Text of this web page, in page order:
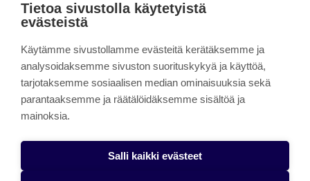
päättynyt 11.9.2023.
About the site
Käyttöehdot
Saavutettavuusseloste
Alasottoilmoitus
Tietoa sivustolla käytetyistä
evästeistä
Käytämme sivustollamme evästeitä kerätäksemme ja
analysoidaksemme sivuston suorituskykyä ja käyttöä,
tarjotaksemme sosiaalisen median ominaisuuksia sekä
parantaaksemme ja räätälöidäksemme sisältöä ja
mainoksia.
Salli kaikki evästeet